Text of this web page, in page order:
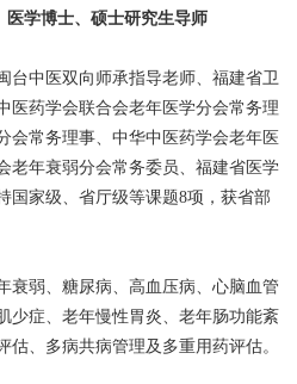
医学博士、硕士研究生导师
中医双向师承指导老师、福建省卫
医药学会联合会老年医学分会常务理
会常务理事、中华中医药学会老年医
老年衰弱分会常务委员、福建省医学
国家级、省厅级等课题8项，获省部
弱、糖尿病、高血压病、心脑血管
少症、老年慢性胃炎、老年肠功能紊
估、多病共病管理及多重用药评估。